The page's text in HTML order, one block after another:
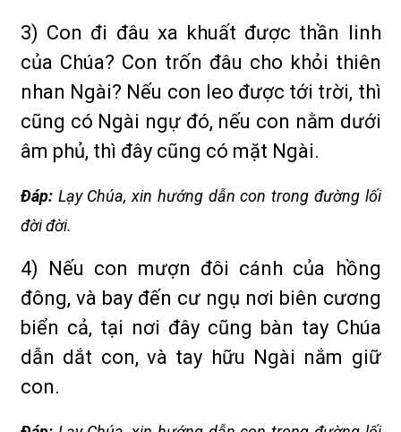
3) Con đi đâu xa khuất được thần linh
của Chúa? Con trốn đâu cho khỏi thiên
nhan Ngài? Nếu con leo được tới trời, thì
cũng có Ngài ngự đó, nếu con nằm dưới
âm phủ, thì đây cũng có mặt Ngài.
Ðáp: Lạy Chúa, xin hướng dẫn con trong đường lối
đời đời.
4) Nếu con mượn đôi cánh của hồng
đông, và bay đến cư ngụ nơi biên cương
biển cả, tại nơi đây cũng bàn tay Chúa
dẫn dắt con, và tay hữu Ngài nắm giữ
con.